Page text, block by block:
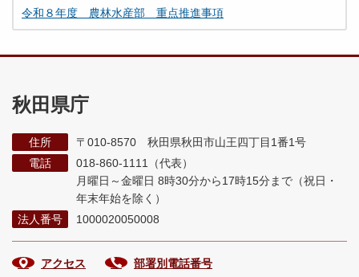
令和８年度 農林水産部 重点推進事項
秋田県庁
住所
〒010-8570 秋田県秋田市山王四丁目1番1号
電話
018-860-1111（代表）
月曜日～金曜日 8時30分から17時15分まで （祝日・
年末年始を除く）
法人番号
1000020050008
アクセス 部署別電話番号